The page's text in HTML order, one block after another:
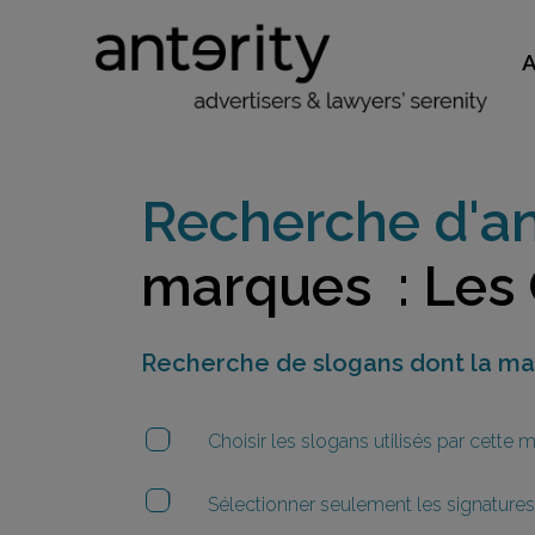
Recherche
marques : Les
Recherche de slogans dont la
Choisir les slogans utilisés par cette
Sélectionner seulement les